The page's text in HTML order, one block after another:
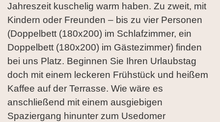
Jahreszeit kuschelig warm haben. Zu zweit, mit
Kindern oder Freunden – bis zu vier Personen
(Doppelbett (180x200) im Schlafzimmer, ein
Doppelbett (180x200) im Gästezimmer) finden
bei uns Platz. Beginnen Sie Ihren Urlaubstag
doch mit einem leckeren Frühstück und heißem
Kaffee auf der Terrasse. Wie wäre es
anschließend mit einem ausgiebigen
Spaziergang hinunter zum Usedomer